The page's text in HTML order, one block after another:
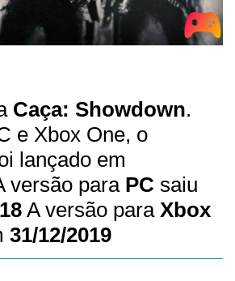
Caça: Showdown.
e Xbox One, o
lançado em
versão para PC saiu
A versão para Xbox
31/12/2019